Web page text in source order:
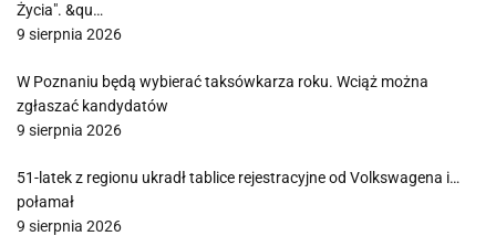
Życia". &qu…
9 sierpnia 2026
W Poznaniu będą wybierać taksówkarza roku. Wciąż można
zgłaszać kandydatów
9 sierpnia 2026
51-latek z regionu ukradł tablice rejestracyjne od Volkswagena i…
połamał
9 sierpnia 2026